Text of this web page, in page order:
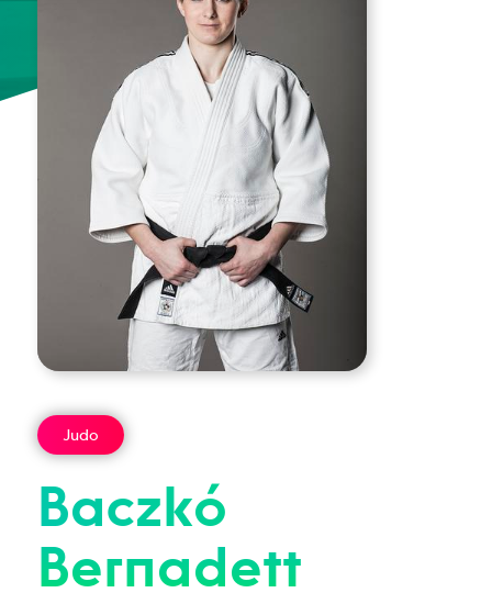
Judo
Baczkó
Bernadett